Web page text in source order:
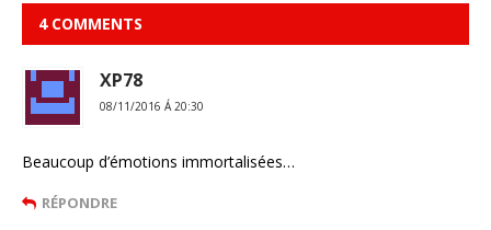
4 COMMENTS
XP78
08/11/2016 Á 20:30
Beaucoup d’émotions immortalisées…
RÉPONDRE